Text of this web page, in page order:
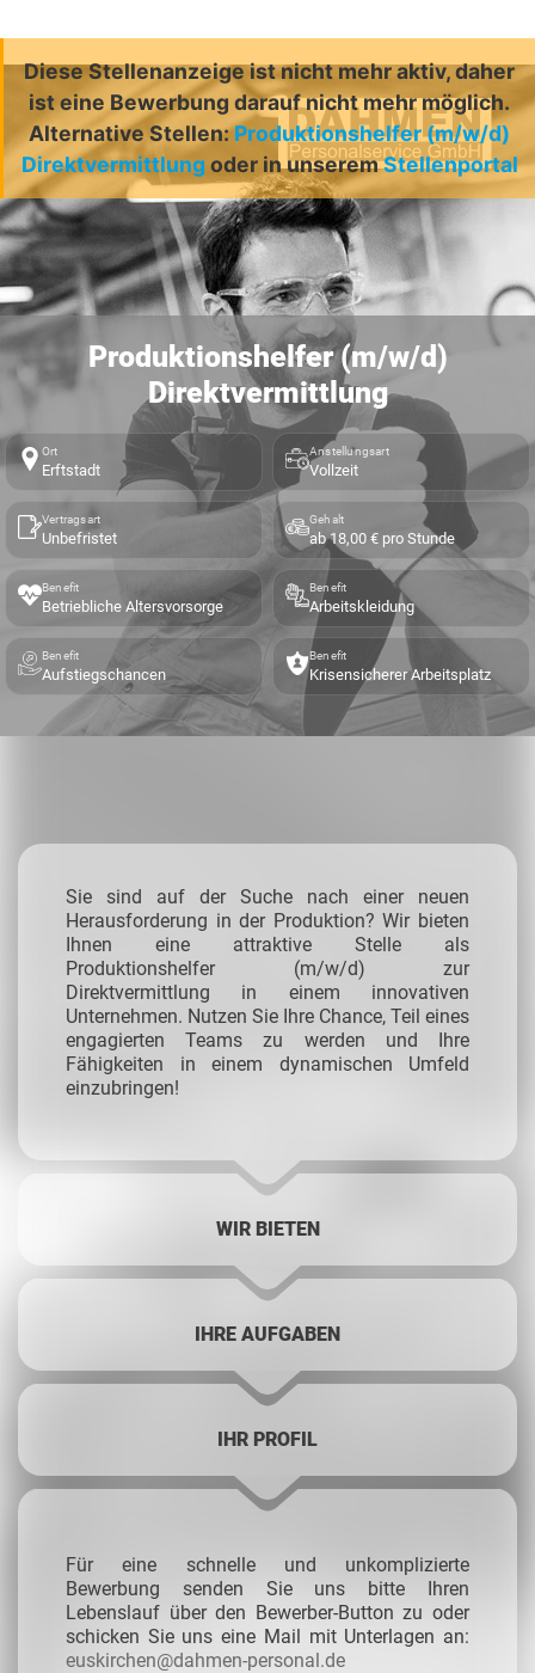
Diese Stellenanzeige ist nicht mehr aktiv, daher
ist eine Bewerbung darauf nicht mehr möglich.
Alternative Stellen:Produktionshelfer (m/w/d)
Direktvermittlung oder in unseremStellenportal
Produktionshelfer (m/w/d)
Direktvermittlung
Ort
Erftstadt
Anstellungsart
Vollzeit
Vertragsart
Unbefristet
Gehalt
ab 18,00 € pro Stunde
Benefit
Betriebliche Altersvorsorge
Benefit
Arbeitskleidung
Benefit
Aufstiegschancen
Benefit
Krisensicherer Arbeitsplatz
Sie sind auf der Suche nach einer neuen
Herausforderung in der Produktion? Wir bieten
Ihnen eine attraktive Stelle als
Produktionshelfer (m/w/d) zur
Direktvermittlung in einem innovativen
Unternehmen. Nutzen Sie Ihre Chance, Teil eines
engagierten Teams zu werden und Ihre
Fähigkeiten in einem dynamischen Umfeld
einzubringen!
WIR BIETEN
IHRE AUFGABEN
IHR PROFIL
Für eine schnelle und unkomplizierte
Bewerbung senden Sie uns bitte Ihren
Lebenslauf über den Bewerber-Button zu oder
schicken Sie uns eine Mail mit Unterlagen an:
euskirchen@dahmen-personal.de